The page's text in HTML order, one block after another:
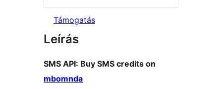
Támogatás
Leírás
SMS API: Buy SMS credits on
mbomnda